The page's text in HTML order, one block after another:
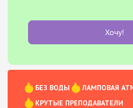
Хочу!
БЕЗ ВОДЫ
ЛАМПОВАЯ
КРУТЫЕ ПРЕПОДАВАТЕЛИ